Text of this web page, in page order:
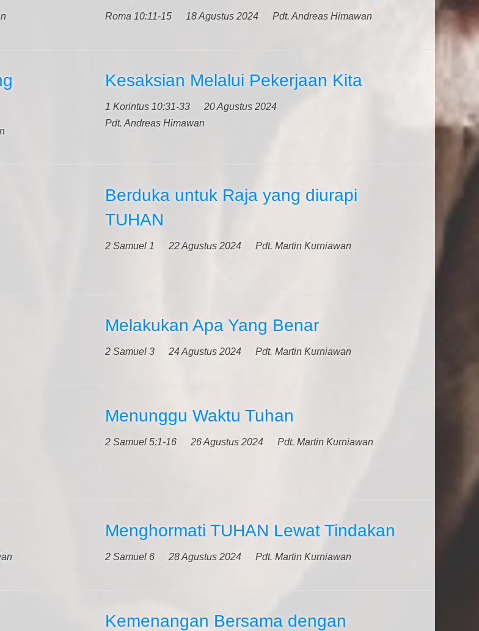
Roma 10:11-15 18 Agustus 2024 Pdt. Andreas Himawan
Kesaksian Melalui Pekerjaan Kita
1 Korintus 10:31-33
20 Agustus 2024
Pdt. Andreas Himawan
Berduka untuk Raja yang diurapi
TUHAN
2 Samuel 1 22 Agustus 2024 Pdt. Martin Kurniawan
Melakukan Apa Yang Benar
2 Samuel 3 24 Agustus 2024 Pdt. Martin Kurniawan
Menunggu Waktu Tuhan
2 Samuel 5:1-16 26 Agustus 2024 Pdt. Martin Kurniawan
Menghormati TUHAN Lewat Tindakan
2 Samuel 6 28 Agustus 2024 Pdt. Martin Kurniawan
Kemenangan Bersama dengan